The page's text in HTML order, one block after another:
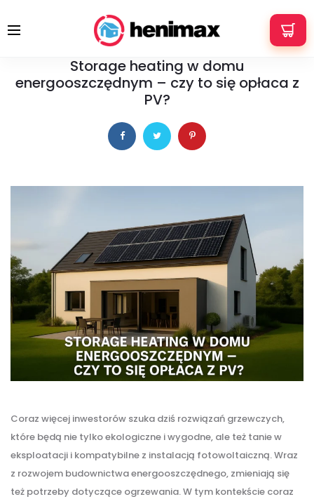
10 września 2025
Storage heating w domu
energooszczędnym – czy to się opłaca z
PV?
Coraz więcej inwestorów szuka dziś rozwiązań grzewczych,
które będą nie tylko ekologiczne i wygodne, ale też tanie w
eksploatacji i kompatybilne z instalacją fotowoltaiczną. Wraz
z rozwojem budownictwa energooszczędnego, zmieniają się
też potrzeby dotyczące ogrzewania. W tym kontekście coraz